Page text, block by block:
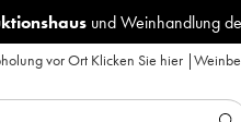
und Weinhandlung
vor Ort Klicken Sie hier|